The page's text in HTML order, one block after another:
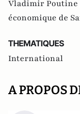
Vladimir Poutine
économique de
THEMATIQUES
International
A PROPOS